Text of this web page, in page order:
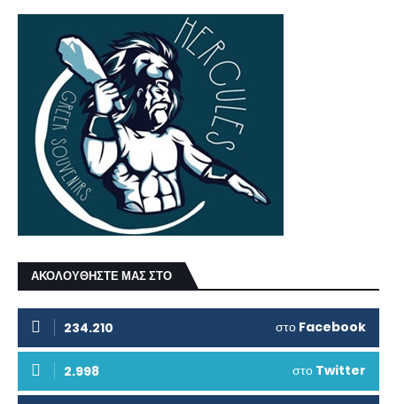
ΑΚΟΛΟΥΘΗΣΤΕ ΜΑΣ ΣΤΟ
234.210 στο Facebook
2.998 στο Twitter